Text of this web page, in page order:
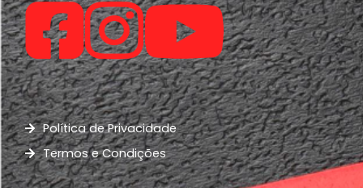
Política de Privacidade
Termos e Condições